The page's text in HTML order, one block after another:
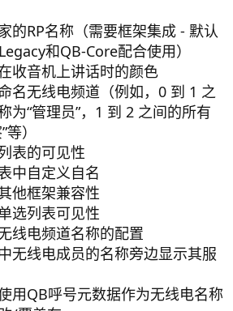
的RP名称（需要框架集成 - 默认
和QB-Core配合使用）
收音机上讲话时的颜色
名无线电频道（例如，0 到 1 之
为“管理员”，1 到 2 之间的所有
）
表的可见性
中自定义自名
他框架兼容性
选列表可见性
线电频道名称的配置
无线电成员的名称旁边显示其服
用QB呼号元数据作为无线电名称